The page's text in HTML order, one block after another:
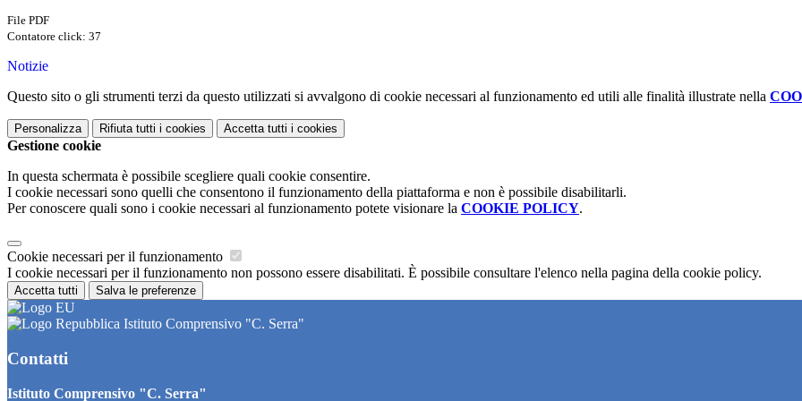
File PDF
Contatore click: 37
Notizie
Questo sito o gli strumenti terzi da questo utilizzati si avvalgono di cookie necessari al funzionamento ed utili alle finalità illustrate nella
Personalizza Rifiuta tutti i cookies Accetta tutti i cookies
Gestione cookie
In questa schermata è possibile scegliere quali cookie consentire.
I cookie necessari sono quelli che consentono il funzionamento della piattaforma e non è possibile disabilitarli.
Per conoscere quali sono i cookie necessari al funzionamento potete visionare la COOKIE POLICY.
Cookie necessari per il funzionamento
I cookie necessari per il funzionamento non possono essere disabilitati. È possibile consultare l'elenco nella pagina della cookie policy.
Accetta tutti Salva le preferenze
Istituto Comprensivo "C. Serra"
Contatti
Istituto Comprensivo "C. Serra"